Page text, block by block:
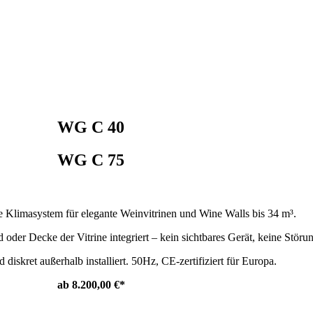
WG C 40
WG C 75
Klimasystem für elegante Weinvitrinen und Wine Walls bis 34 m³.
Decke der Vitrine integriert – kein sichtbares Gerät, keine
diskret außerhalb installiert. 50Hz, CE-zertifiziert für Europa.
ab 8.200,00 €*